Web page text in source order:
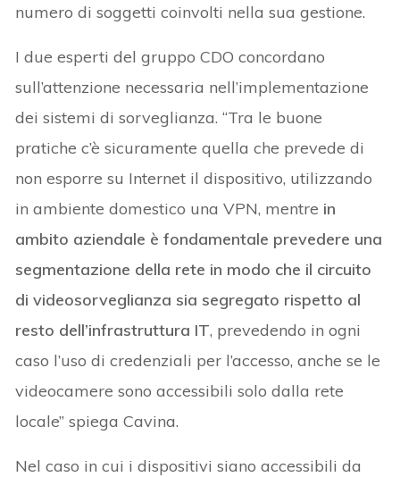
numero di soggetti coinvolti nella sua gestione.
I due esperti del gruppo CDO concordano
sull’attenzione necessaria nell’implementazione
dei sistemi di sorveglianza. “Tra le buone
pratiche c’è sicuramente quella che prevede di
non esporre su Internet il dispositivo, utilizzando
in ambiente domestico una VPN, mentre in
ambito aziendale è fondamentale prevedere una
segmentazione della rete in modo che il circuito
di videosorveglianza sia segregato rispetto al
resto dell’infrastruttura IT, prevedendo in ogni
caso l’uso di credenziali per l’accesso, anche se le
videocamere sono accessibili solo dalla rete
locale” spiega Cavina.
Nel caso in cui i dispositivi siano accessibili da